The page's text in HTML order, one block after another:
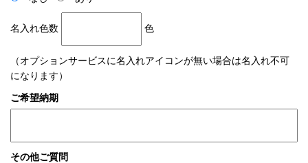
名入れ色数 色
（オプションサービスに名入れアイコンが無い場合は名入れ不可
になります）
ご希望納期
その他ご質問